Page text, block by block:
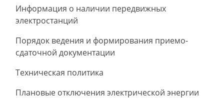
Информация о наличии передвижных
электростанций
Порядок ведения и формирования приемо-
сдаточной документации
Техническая политика
Плановые отключения электрической энергии